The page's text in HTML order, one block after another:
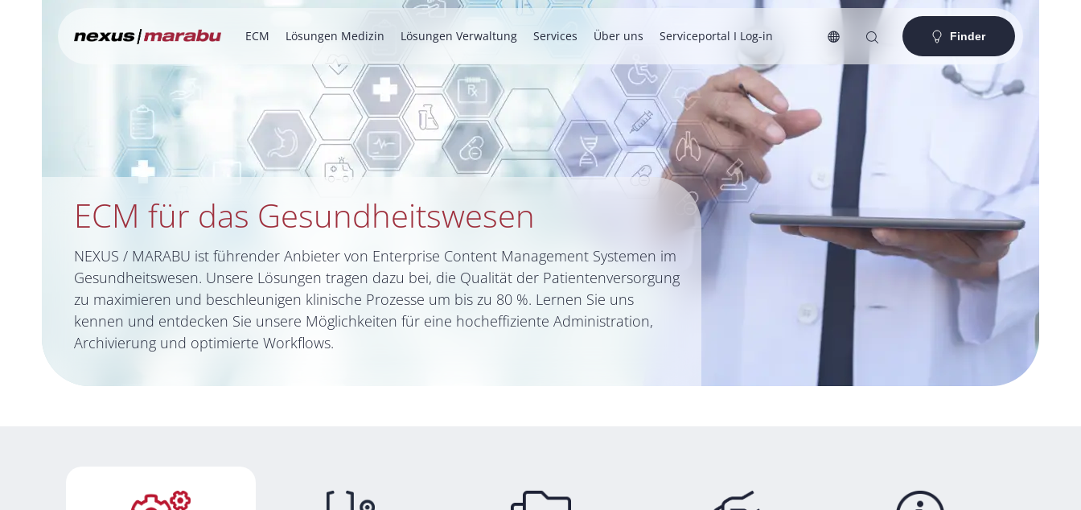
ECM Lösungen Medizin Lösungen Verwaltung Services Über uns Serviceportal I Log-in Finder
ECM für das Gesundheitswesen
NEXUS / MARABU ist führender Anbieter von Enterprise Content Management Systemen im
Gesundheitswesen. Unsere Lösungen tragen dazu bei, die Qualität der Patientenversorgung
zu maximieren und beschleunigen klinische Prozesse um bis zu 80 %. Lernen Sie uns
kennen und entdecken Sie unsere Möglichkeiten für eine hocheffiziente Administration,
Archivierung und optimierte Workflows.